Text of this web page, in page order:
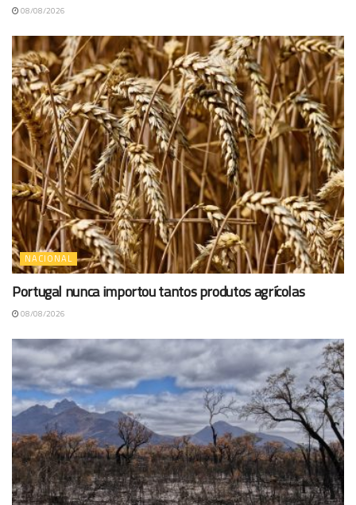
08/08/2026
NACIONAL
Portugal nunca importou tantos produtos agrícolas
08/08/2026